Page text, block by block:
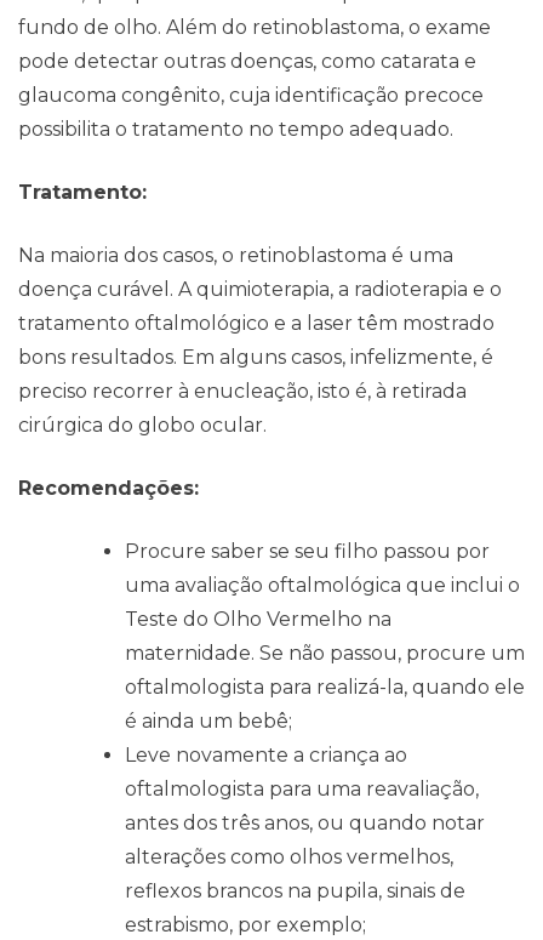
Contato
fundo de olho. Além do retinoblastoma, o exame
pode detectar outras doenças, como catarata e
glaucoma congênito, cuja identificação precoce
possibilita o tratamento no tempo adequado.
Tratamento:
Na maioria dos casos, o retinoblastoma é uma
doença curável. A quimioterapia, a radioterapia e o
tratamento oftalmológico e a laser têm mostrado
bons resultados. Em alguns casos, infelizmente, é
preciso recorrer à enucleação, isto é, à retirada
cirúrgica do globo ocular.
Recomendações:
Procure saber se seu filho passou por
uma avaliação oftalmológica que inclui o
Teste do Olho Vermelho na
maternidade. Se não passou, procure um
oftalmologista para realizá-la, quando ele
é ainda um bebê;
Leve novamente a criança ao
oftalmologista para uma reavaliação,
antes dos três anos, ou quando notar
alterações como olhos vermelhos,
reflexos brancos na pupila, sinais de
estrabismo, por exemplo;